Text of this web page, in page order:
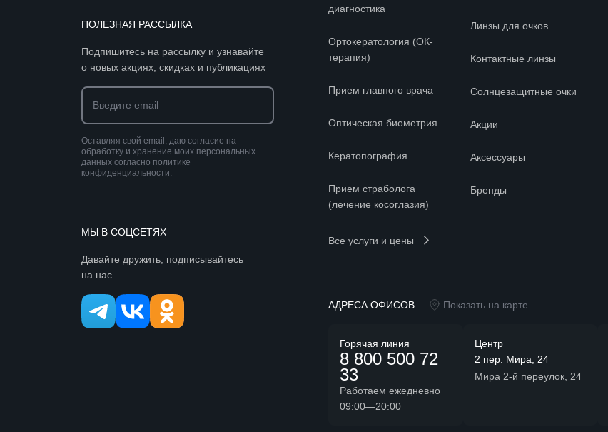
ПОЛЕЗНАЯ РАССЫЛКА
Подпишитесь на рассылку и узнавайте
о новых акциях, скидках и публикациях
Оставляя свой email, даю согласие на
обработку и хранение моих персональных
данных согласно политике
конфиденциальности.
МЫ В СОЦСЕТЯХ
Давайте дружить, подписывайтесь
на нас
диагностика
Ортокератология (ОК-
терапия)
Прием главного врача
Оптическая биометрия
Кератопография
Прием страболога
(лечение косоглазия)
Все услуги и цены
Линзы для очков
Контактные линзы
Солнцезащитные очки
Акции
Аксессуары
Бренды
АДРЕСА ОФИСОВ Показать на карте
Горячая линия
8 800 500 72
33
Работаем ежедневно
09:00—20:00
Центр
2 пер. Мира, 24
Мира 2-й переулок, 24